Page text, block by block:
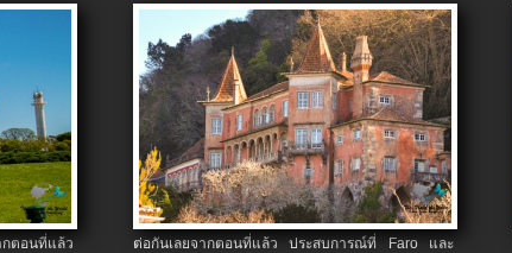
กตอนที่แล้ว
ต่อกันเลยจากตอนที่แล้ว ประสบการณ์ที่ Faro และ